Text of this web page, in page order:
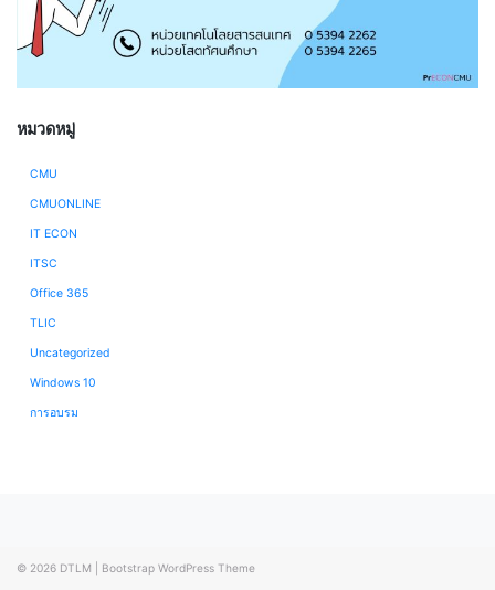
หมวดหมู่
CMU
CMUONLINE
IT ECON
ITSC
Office 365
TLIC
Uncategorized
Windows 10
การอบรม
© 2026 DTLM Bootstrap WordPress Theme